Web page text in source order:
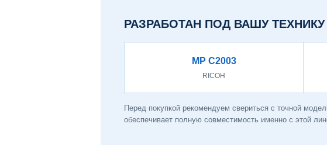
РАЗРАБОТАН ПОД ВАШУ ТЕХНИКУ
MP C2003
RICOH
Перед покупкой рекомендуем свериться с точной
обеспечивает полную совместимость именно с этой